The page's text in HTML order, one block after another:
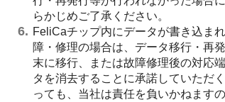
らかじめご了承ください。
FeliCaチップ内にデータが書き込ま
障・修理の場合は、データ移行・再
末に移行、または故障修理後の対応
タを消去することに承諾していただ
っても、当社は責任を負いかねます